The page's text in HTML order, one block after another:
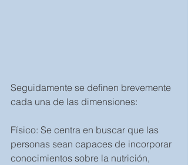
Seguidamente se definen brevemente
cada una de las dimensiones:
Físico: Se centra en buscar que las
personas sean capaces de incorporar
conocimientos sobre la nutrición,